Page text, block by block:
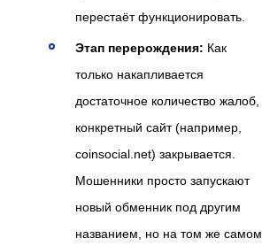
перестаёт функционировать.
Этап перерождения: Как
только накапливается
достаточное количество жалоб,
конкретный сайт (например,
coinsocial.net) закрывается.
Мошенники просто запускают
новый обменник под другим
названием, но на том же самом